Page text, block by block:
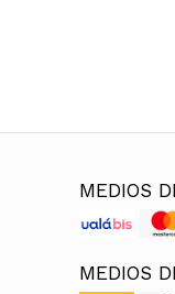
MEDIOS
MEDIOS